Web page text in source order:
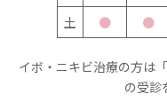
土 ● ●
イボ・ニキビ治療の方は
の受診